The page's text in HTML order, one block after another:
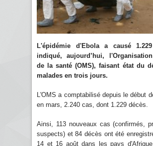
L'épidémie d'Ebola a causé
indiqué, aujourd’hui,
de la santé (OMS), faisant état du
malades en trois jours.
L'OMS a comptabilisé depuis le début
en mars, 2.240 cas, dont 1.229 décès.
Ainsi, 113 nouveaux cas (confirmés,
suspects) et 84 décès ont été
14 et 16 août dans les pays